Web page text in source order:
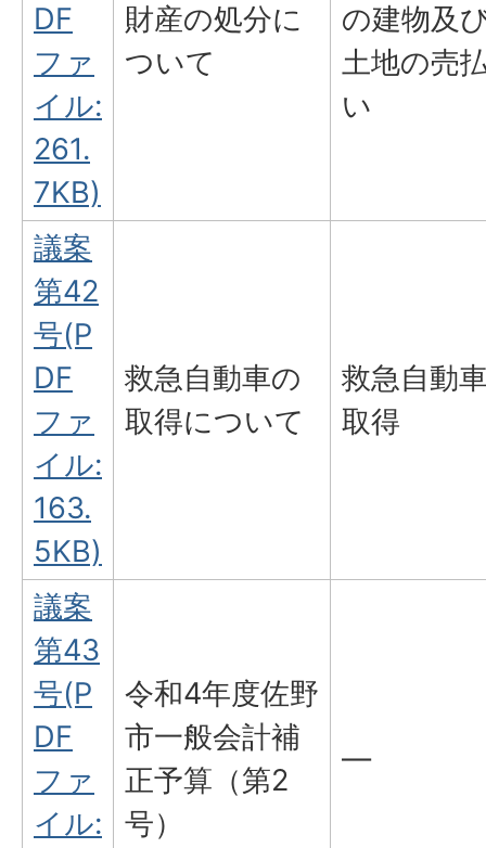
DF
ファ
イル:
261.
7KB)
財産の処分に
ついて
の建物及
土地の売
い
議案
第42
号(P
DF
ファ
イル:
163.
5KB)
救急自動車の
取得について
救急自動
取得
議案
第43
号(P
DF
ファ
イル:
令和4年度佐野
市一般会計補
正予算（第2
号）
―